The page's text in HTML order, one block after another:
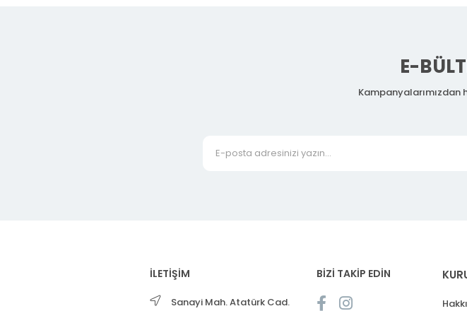
E-
Kampanyalarımızdan
İLETİŞİM
Sanayi Mah. Atatürk Cad.
BİZİ TAKİP EDİN